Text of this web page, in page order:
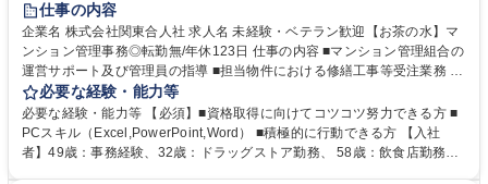
仕事の内容
企業名 株式会社関東合人社 求人名 未経験・ベテラン歓迎【お茶の水】マ
ンション管理事務◎転勤無/年休123日 仕事の内容 ■マンション管理組合の
運営サポート及び管理員の指導 ■担当物件における修繕工事等受注業務 ■
事務所内での事務業務等 ★異業界からの転職者が多数活躍しています
【年収補足】532万円 ＋別途インセンティヴで平均約100万円/年（昨年度
実績） ＋管理業務主任者資格手当50,000円/月 ★親会社である株式会社合
人社計画研究所社のグループ会社として、質の高いサービスと適性価格を
必要な経験・能力等
必要な経験・能力等 【必須】■資格取得に向けてコツコツ努力できる方 ■
PCスキル（Excel,PowerPoint,Word） ■積極的に行動できる方 【入社
者】49歳：事務経験、32歳：ドラッグストア勤務、 58歳：飲食店勤務